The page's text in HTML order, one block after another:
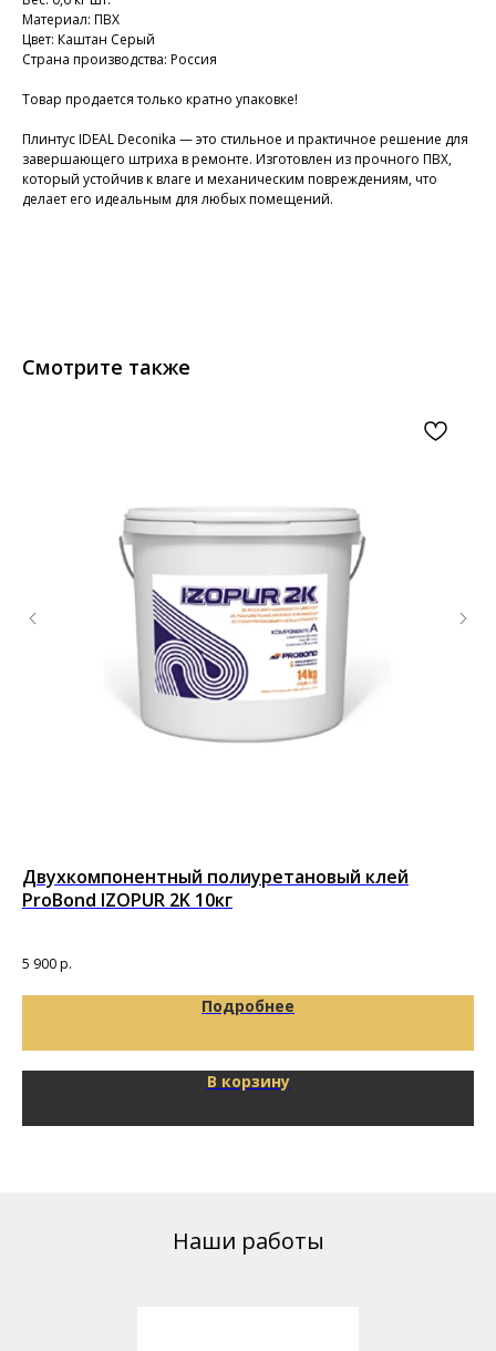
Материал: ПВХ
Цвет: Каштан Серый
Страна производства: Россия
Товар продается только кратно упаковке!
Плинтус IDEAL Deconika — это стильное и практичное решение для
завершающего штриха в ремонте. Изготовлен из прочного ПВХ,
который устойчив к влаге и механическим повреждениям, что
делает его идеальным для любых помещений.
Смотрите также
Двухкомпонентный полиуретановый клей
ProBond IZOPUR 2K 10кг
5 900р.
Подробнее
В корзину
Наши работы